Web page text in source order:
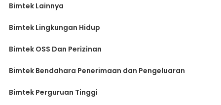
Bimtek Lainnya
Bimtek Lingkungan Hidup
Bimtek OSS Dan Perizinan
Bimtek Bendahara Penerimaan dan Pengeluaran
Bimtek Perguruan Tinggi